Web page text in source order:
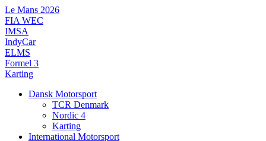
Videre
til
indhold
Le Mans 2026
FIA WEC
IMSA
IndyCar
ELMS
Formel 3
Karting
Dansk Motorsport
TCR Denmark
Nordic 4
Karting
International Motorsport